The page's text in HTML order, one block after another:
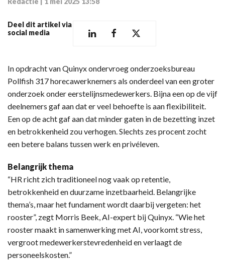
Deel dit artikel via
social media
In opdracht van Quinyx ondervroeg onderzoeksbureau
Pollfish 317 horecawerknemers als onderdeel van een groter
onderzoek onder eerstelijnsmedewerkers. Bijna een op de vijf
deelnemers gaf aan dat er veel behoefte is aan flexibiliteit.
Een op de acht gaf aan dat minder gaten in de bezetting inzet
en betrokkenheid zou verhogen. Slechts zes procent zocht
een betere balans tussen werk en privéleven.
Belangrijk thema
“HR richt zich traditioneel nog vaak op retentie,
betrokkenheid en duurzame inzetbaarheid. Belangrijke
thema’s, maar het fundament wordt daarbij vergeten: het
rooster”, zegt Morris Beek, AI-expert bij Quinyx. “Wie het
rooster maakt in samenwerking met AI, voorkomt stress,
vergroot medewerkerstevredenheid en verlaagt de
personeelskosten.”